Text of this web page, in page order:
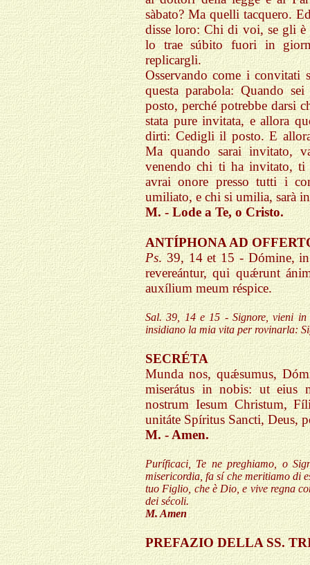
sàbato? Ma quelli tacquero.
disse loro: Chi di voi, se gli
lo trae súbito fuori in
replicargli.
Osservando come i convitati
questa parabola: Quando
posto, perché potrebbe darsi
stata pure invitata, e allora
dirti: Cedigli il posto. E
Ma quando sarai invitato,
venendo chi ti ha invitato,
avrai onore presso tutti i
umiliato, e chi si umilia, sarà
M. - Lode a Te, o Cristo.
ANTÍPHONA AD
Ps. 39, 14 et 15 - Dómine,
revereántur, qui quǽrunt
auxílium meum réspice.
Sal. 39, 14 e 15 - Signore, vieni
insidiano la mia vita per rovinarla:
SECRÉTA
Munda nos, quǽsumus,
miserátus in nobis: ut eius
nostrum Iesum Christum,
unitáte Spíritus Sancti, Deus,
M. - Amen.
Puríficaci, Te ne preghiamo, o
misericordia, fa sí che meritiamo di
tuo Figlio, che è Dio, e vive regna
dei sécoli.
M. Amen
PREFAZIO DELLA SS.